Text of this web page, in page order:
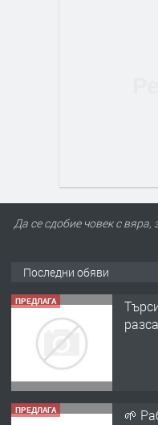
Да се сдобие човек с вяра,
Последни обяви
ПРЕДЛАГА
ПРЕДЛАГА 🌱